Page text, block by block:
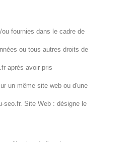
fournies dans le cadre de
ou tous autres droits de
après avoir pris
un même site web ou d'une
seo.fr. Site Web : désigne le